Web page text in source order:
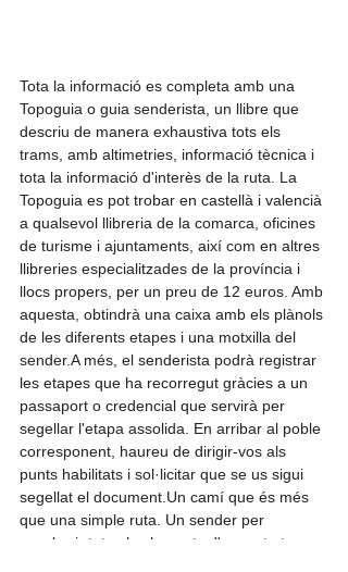
Tota la informació es completa amb una
Topoguia o guia senderista, un llibre que
descriu de manera exhaustiva tots els
trams, amb altimetries, informació tècnica i
tota la informació d'interès de la ruta. La
Topoguia es pot trobar en castellà i valencià
a qualsevol llibreria de la comarca, oficines
de turisme i ajuntaments, així com en altres
llibreries especialitzades de la província i
llocs propers, per un preu de 12 euros. Amb
aquesta, obtindrà una caixa amb els plànols
de les diferents etapes i una motxilla del
sender.A més, el senderista podrà registrar
les etapes que ha recorregut gràcies a un
passaport o credencial que servirà per
segellar l'etapa assolida. En arribar al poble
corresponent, haureu de dirigir-vos als
punts habilitats i sol·licitar que se us sigui
segellat el document.Un camí que és més
que una simple ruta. Un sender per
assaborir tots els elements d'aquesta terra,